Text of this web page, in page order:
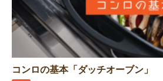
コンロの基本「ダッチオーブン」